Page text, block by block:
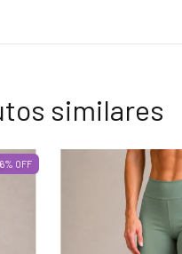
similares
% OFF